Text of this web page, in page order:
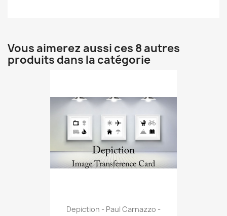
Vous aimerez aussi ces 8 autres
produits dans la catégorie
Depiction - Paul Carnazzo -